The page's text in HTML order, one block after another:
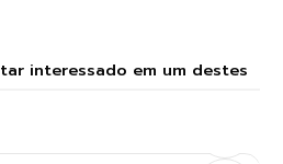
interessado em um destes